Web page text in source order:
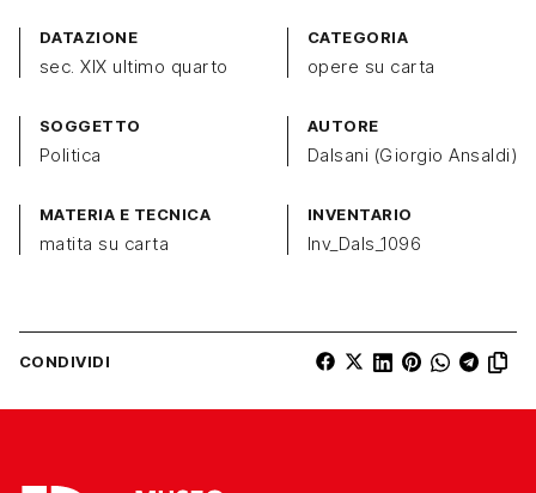
DATAZIONE
sec. XIX ultimo quarto
CATEGORIA
opere su carta
SOGGETTO
Politica
AUTORE
Dalsani (Giorgio Ansaldi)
MATERIA E TECNICA
matita su carta
INVENTARIO
Inv_Dals_1096
CONDIVIDI